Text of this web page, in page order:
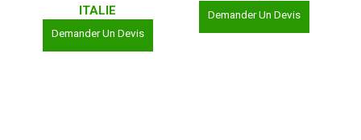
ITALIE
Demander Un Devis
Demander Un Devis